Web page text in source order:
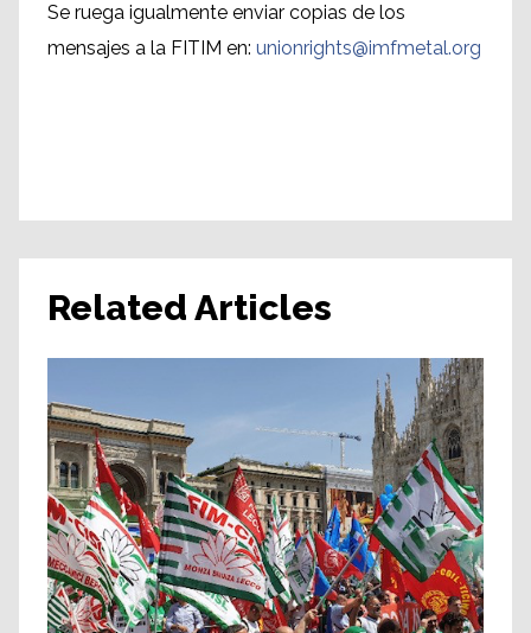
Se ruega igualmente enviar copias de los
mensajes a la FITIM en: unionrights@imfmetal.org
Related Articles